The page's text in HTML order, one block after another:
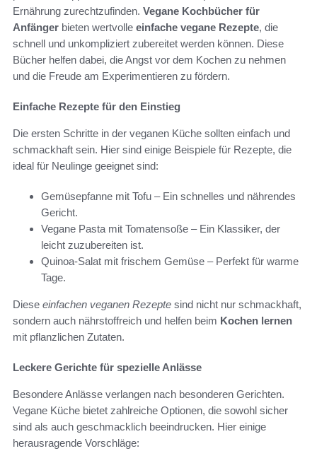
Ernährung zurechtzufinden. Vegane Kochbücher für
Anfänger bieten wertvolle einfache vegane Rezepte, die
schnell und unkompliziert zubereitet werden können. Diese
Bücher helfen dabei, die Angst vor dem Kochen zu nehmen
und die Freude am Experimentieren zu fördern.
Einfache Rezepte für den Einstieg
Die ersten Schritte in der veganen Küche sollten einfach und
schmackhaft sein. Hier sind einige Beispiele für Rezepte, die
ideal für Neulinge geeignet sind:
Gemüsepfanne mit Tofu – Ein schnelles und nährendes
Gericht.
Vegane Pasta mit Tomatensoße – Ein Klassiker, der
leicht zuzubereiten ist.
Quinoa-Salat mit frischem Gemüse – Perfekt für warme
Tage.
Diese einfachen veganen Rezepte sind nicht nur schmackhaft,
sondern auch nährstoffreich und helfen beim Kochen lernen
mit pflanzlichen Zutaten.
Leckere Gerichte für spezielle Anlässe
Besondere Anlässe verlangen nach besonderen Gerichten.
Vegane Küche bietet zahlreiche Optionen, die sowohl sicher
sind als auch geschmacklich beeindrucken. Hier einige
herausragende Vorschläge: